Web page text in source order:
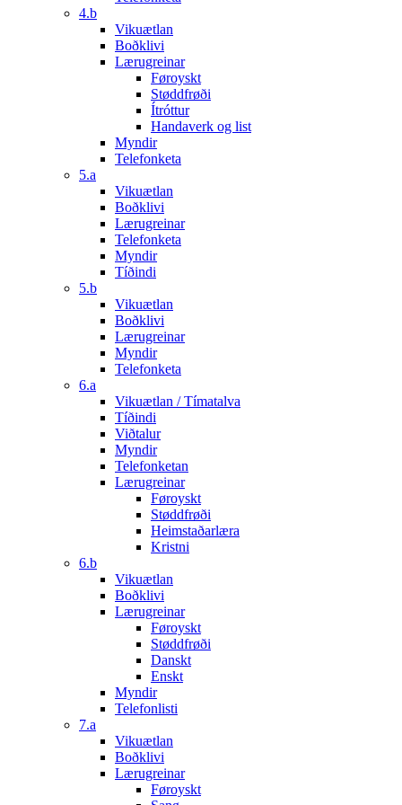
4.b
Vikuætlan
Boðklivi
Lærugreinar
Føroyskt
Støddfrøði
Ítróttur
Handaverk og list
Myndir
Telefonketa
5.a
Vikuætlan
Boðklivi
Lærugreinar
Telefonketa
Myndir
Tíðindi
5.b
Vikuætlan
Boðklivi
Lærugreinar
Myndir
Telefonketa
6.a
Vikuætlan / Tímatalva
Tíðindi
Viðtalur
Myndir
Telefonketan
Lærugreinar
Føroyskt
Støddfrøði
Heimstaðarlæra
Kristni
6.b
Vikuætlan
Boðklivi
Lærugreinar
Føroyskt
Støddfrøði
Danskt
Enskt
Myndir
Telefonlisti
7.a
Vikuætlan
Boðklivi
Lærugreinar
Føroyskt